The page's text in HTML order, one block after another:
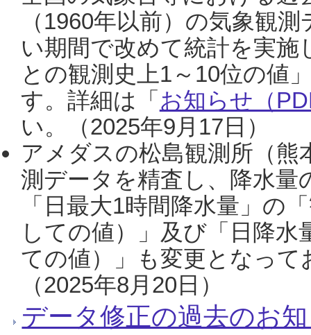
（1960年以前）の気象観
い期間で改めて統計を実
との観測史上1～10位の値
す。詳細は「 お知らせ（
い。（2025年9月17日）
アメダスの松島観測所（熊
測データを精査し、降水
「日最大1時間降水量」の
しての値）」及び「日降
ての値）」も変更となっ
（2025年8月20日）
データ修正の過去のお